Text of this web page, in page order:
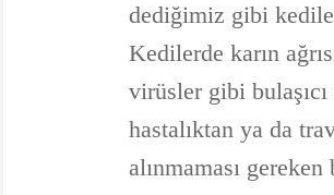
dediğimiz gibi
Kedilerde karın
virüsler gibi
hastalıktan ya da
alınmaması